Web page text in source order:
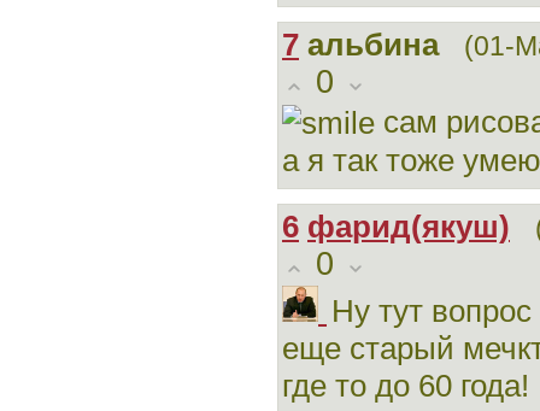
7 альбина (01-
0
сам
а я так тоже
6 фарид(якуш)
0
Ну тут
еще старый
где то до 60 года!